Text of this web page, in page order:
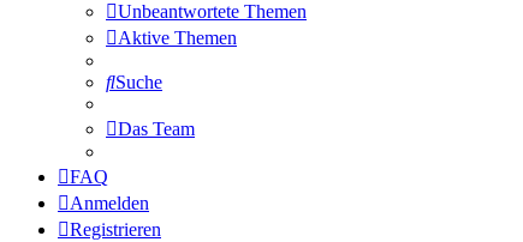
Unbeantwortete Themen
Aktive Themen
Suche
Das Team
FAQ
Anmelden
Registrieren